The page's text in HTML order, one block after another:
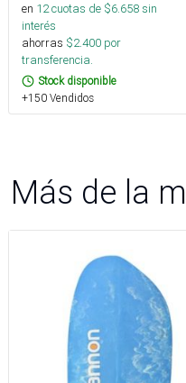
en 12cuotas de $6.658sin
interés
ahorras $2.400 por
transferencia.
Stock disponible
+150 Vendidos
Más de la